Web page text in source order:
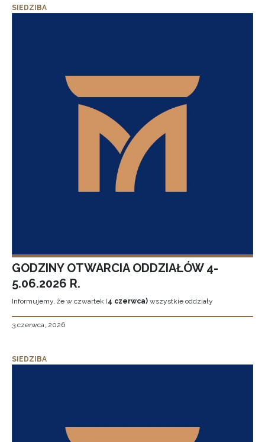
SIEDZIBA
GODZINY OTWARCIA ODDZIAŁÓW 4-
5.06.2026 R.
Informujemy, że w czwartek (4 czerwca) wszystkie oddziały
3 czerwca, 2026
SIEDZIBA